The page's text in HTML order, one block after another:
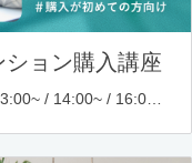
ョン購入講座